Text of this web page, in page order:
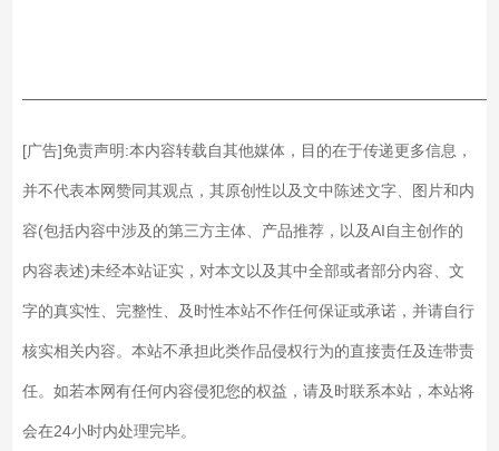
[广告]免责声明:本内容转载自其他媒体，目的在于传递更多信息，
并不代表本网赞同其观点，其原创性以及文中陈述文字、图片和内
容(包括内容中涉及的第三方主体、产品推荐，以及AI自主创作的
内容表述)未经本站证实，对本文以及其中全部或者部分内容、文
字的真实性、完整性、及时性本站不作任何保证或承诺，并请自行
核实相关内容。本站不承担此类作品侵权行为的直接责任及连带责
任。如若本网有任何内容侵犯您的权益，请及时联系本站，本站将
会在24小时内处理完毕。